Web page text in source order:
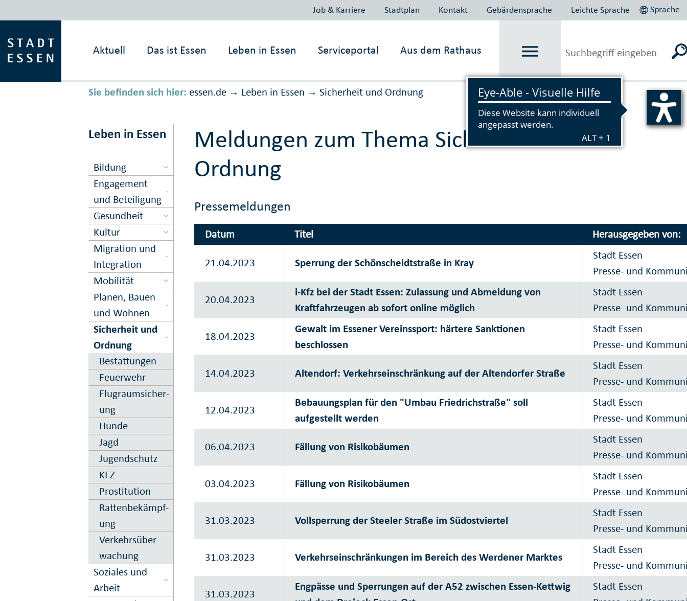
Job & Karriere Stadtplan Kontakt Gebärdensprache Leichte Sprache Sprache
Aktuell Das ist Essen Leben in Essen Serviceportal Aus dem Rathaus
Sie befinden sich hier: essen.de → Leben in Essen → Sicher­heit und Ord­nung Vorlesen
Leben in Essen
Bildung
Engagement
und Beteiligung
Gesundheit
Kultur
Migration und
Inte­gration
Mobilität
Planen, Bauen
und Wohnen
Sicher­heit und
Ord­nung
Bestattungen
Feuer­wehr
Flugraum­sicher­
ung
Hunde
Jagd
Jugend­schutz
KFZ
Prostitution
Ratten­be­kämpf­
ung
Verkehrs­über­
wachung
Soziales und
Arbeit
Meldungen zum Thema Sicherheit und
Ordnung
Pressemeldungen
Datum Titel Herausgegeben von:
21.04.2023 Sperrung der Schönscheidtstraße in Kray
Stadt Essen
Presse- und
20.04.2023
i-Kfz bei der Stadt Essen: Zulassung und Abmeldung von
Kraftfahrzeugen ab sofort online möglich
Stadt Essen
Presse- und
18.04.2023
Gewalt im Essener Vereinssport: härtere Sanktionen
beschlossen
Stadt Essen
Presse- und
14.04.2023 Altendorf: Verkehrseinschränkung auf der Altendorfer Straße
Stadt Essen
Presse- und
12.04.2023
Bebauungsplan für den "Umbau Friedrichstraße" soll
aufgestellt werden
Stadt Essen
Presse- und
06.04.2023 Fällung von Risikobäumen
Stadt Essen
Presse- und
03.04.2023 Fällung von Risikobäumen
Stadt Essen
Presse- und
31.03.2023 Vollsperrung der Steeler Straße im Südostviertel
Stadt Essen
Presse- und
31.03.2023 Verkehrseinschränkungen im Bereich des Werdener Marktes
Stadt Essen
Presse- und
31.03.2023
Engpässe und Sperrungen auf der A52 zwischen Essen-Kettwig
Stadt Essen